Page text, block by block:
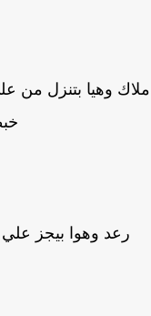
وهيا بتنزل من علي
رعد وهوا بيجز علي